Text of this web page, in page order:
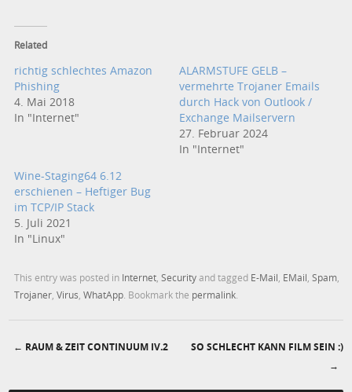
Related
richtig schlechtes Amazon
Phishing
4. Mai 2018
In "Internet"
ALARMSTUFE GELB –
vermehrte Trojaner Emails
durch Hack von Outlook /
Exchange Mailservern
27. Februar 2024
In "Internet"
Wine-Staging64 6.12
erschienen – Heftiger Bug
im TCP/IP Stack
5. Juli 2021
In "Linux"
This entry was posted in Internet ,Securityand tagged E-Mail EMail ,Spam
Trojaner ,Virus ,WhatApp . Bookmark the permalink
← RAUM & ZEIT CONTINUUM IV.2
SO SCHLECHT KANN FILM SEIN :)
→